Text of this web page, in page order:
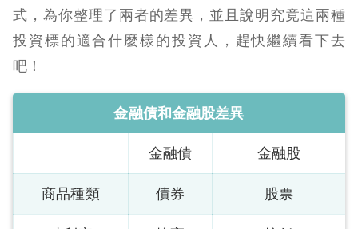
式，為你整理了兩者的差異，並且說明究竟這兩種
投資標的適合什麼樣的投資人，趕快繼續看下去
吧！
金融債和金融股差異
金融債 金融股
商品種類 債券 股票